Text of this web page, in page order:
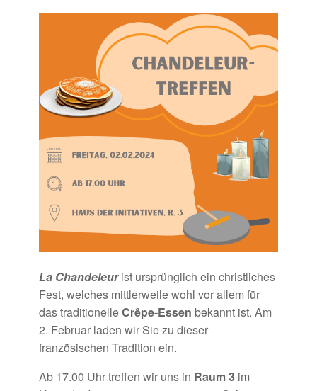
La Chandeleurist ursprünglich ein christliches
Fest, welches mittlerweile wohl vor allem für
das traditionelleCrêpe-Essen bekannt ist. Am
2. Februar laden wir Sie zu dieser
französischen Tradition ein.
Ab 17.00 Uhr treffen wir uns in Raum 3 im